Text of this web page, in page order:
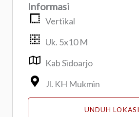
Informasi
Vertikal
Uk. 5x10 M
Kab Sidoarjo
Jl. KH Mukmin
UNDUH LOKASI